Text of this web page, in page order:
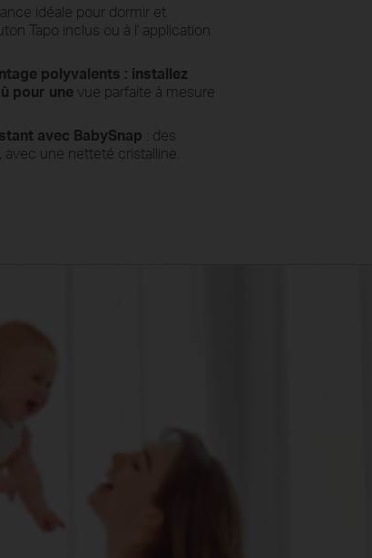
idéale pour dormir et
Tapo inclus ou à l' application
polyvalents : installez
pour une vue parfaite à mesure
avec BabySnap : des
avec une netteté cristalline.